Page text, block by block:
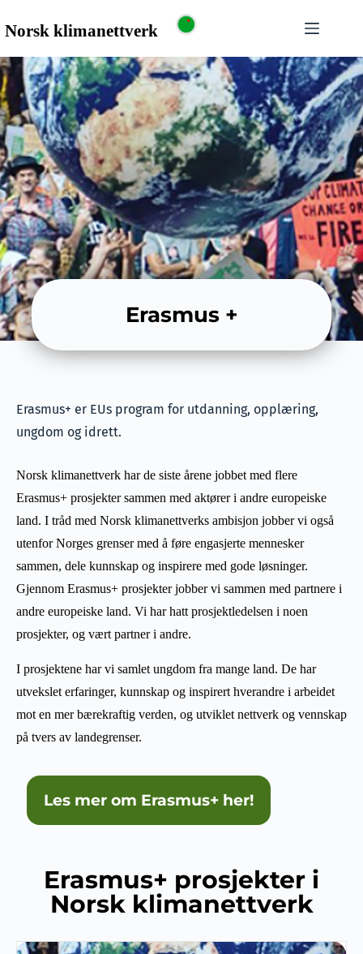
Erasmus +
Erasmus+ er EUs program for utdanning, opplæring,
ungdom og idrett.
Norsk klimanettverk har de siste årene jobbet med flere
Erasmus+ prosjekter sammen med aktører i andre europeiske
land. I tråd med Norsk klimanettverks ambisjon jobber vi også
utenfor Norges grenser med å føre engasjerte mennesker
sammen, dele kunnskap og inspirere med gode løsninger.
Gjennom Erasmus+ prosjekter jobber vi sammen med partnere i
andre europeiske land. Vi har hatt prosjektledelsen i noen
prosjekter, og vært partner i andre.
I prosjektene har vi samlet ungdom fra mange land. De har
utvekslet erfaringer, kunnskap og inspirert hverandre i arbeidet
mot en mer bærekraftig verden, og utviklet nettverk og vennskap
på tvers av landegrenser.
Les mer om Erasmus+ her!
Erasmus+ prosjekter i
Norsk klimanettverk